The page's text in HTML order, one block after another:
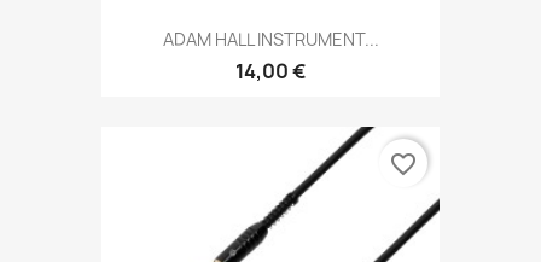
ADAM HALL INSTRUMENT...
14,00 €
favorite_border